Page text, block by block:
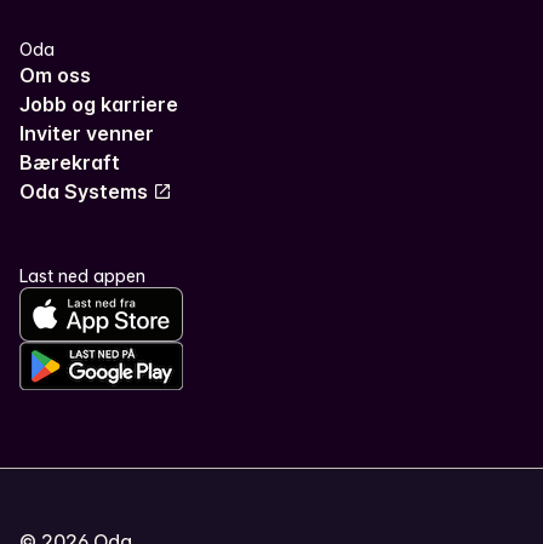
Oda
Om oss
Jobb og karriere
Inviter venner
Bærekraft
Oda Systems
Last ned appen